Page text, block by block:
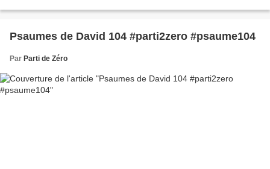
Psaumes de David 104 #parti2zero #psaume104
Par Parti de Zéro